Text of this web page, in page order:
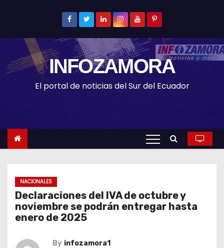
t
e
INFOZAMORA
El portal de noticias del Sur del Ecuador
NACIONALES
Declaraciones del IVA de octubre y
noviembre se podrán entregar hasta
enero de 2025
By infozamora1